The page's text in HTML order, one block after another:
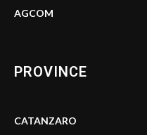
AGCOM
PROVINCE
CATANZARO